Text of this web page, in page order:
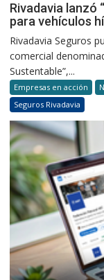
Rivadavia lanzó
para vehículos
Rivadavia Seguros
comercial
Sustentable”,...
Empresas en acción
Seguros Rivadavia